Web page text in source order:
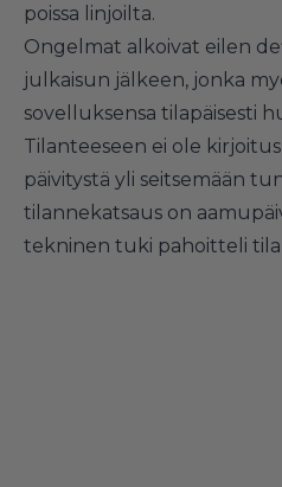
poissa linjoilta.
Ongelmat alkoivat eilen
julkaisun jälkeen, jonka
sovelluksensa tilapäisesti
Tilanteeseen ei ole
päivitystä yli seitsemään
tilannekatsaus on
tekninen tuki pahoitteli